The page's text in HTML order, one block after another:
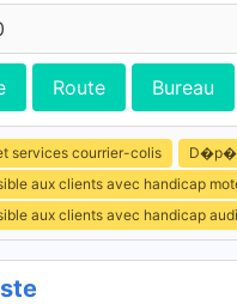
Route Bureau
services courrier-colis
aux clients avec handicap
aux clients avec handicap